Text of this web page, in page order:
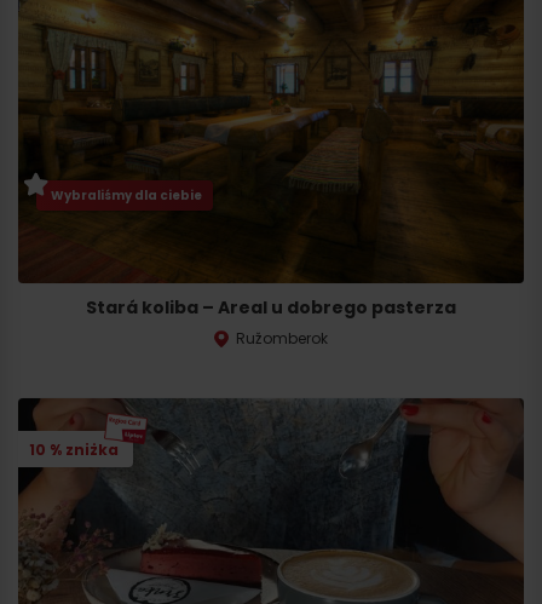
Wybraliśmy dla ciebie
Stará koliba – Areal u dobrego pasterza
Ružomberok
10 % zniżka